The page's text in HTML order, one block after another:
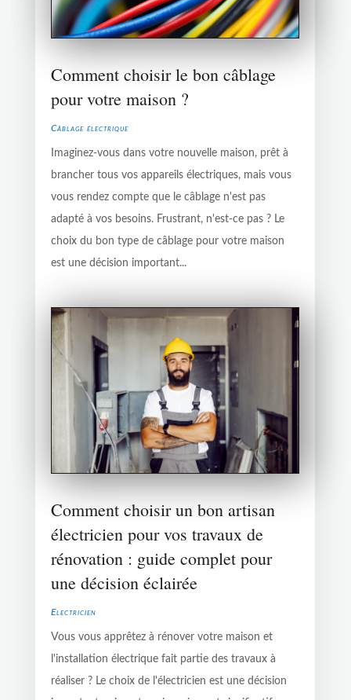
Comment choisir le bon câblage
pour votre maison ?
Câblage électrique
Imaginez-vous dans votre nouvelle maison, prêt à
brancher tous vos appareils électriques, mais vous
vous rendez compte que le câblage n'est pas
adapté à vos besoins. Frustrant, n'est-ce pas ? Le
choix du bon type de câblage pour votre maison
est une décision important...
Comment choisir un bon artisan
électricien pour vos travaux de
rénovation : guide complet pour
une décision éclairée
Electricien
Vous vous apprêtez à rénover votre maison et
l'installation électrique fait partie des travaux à
réaliser ? Le choix de l'électricien est une décision